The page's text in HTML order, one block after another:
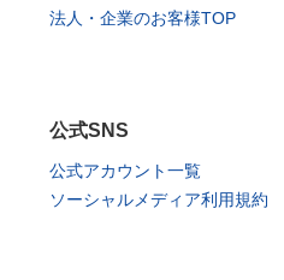
法人・企業のお客様TOP
公式SNS
公式アカウント一覧
ソーシャルメディア利用規約